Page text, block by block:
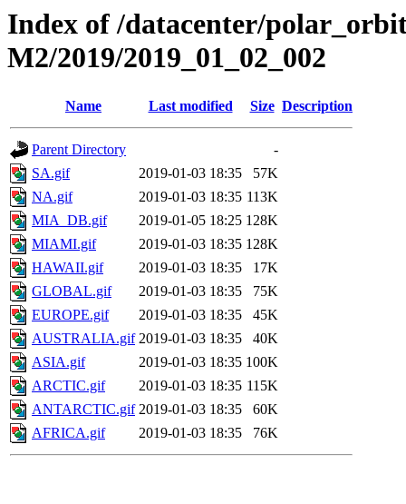
Index of /datacenter/
M2/2019/2019_01_02_002
Name Last modified Size Description
Parent Directory
-
SA.gif
2019-01-03 18:35
57K
NA.gif
2019-01-03 18:35 113K
MIA_DB.gif
2019-01-05 18:25 128K
MIAMI.gif
2019-01-03 18:35 128K
HAWAII.gif
2019-01-03 18:35
17K
GLOBAL.gif
2019-01-03 18:35
75K
EUROPE.gif
2019-01-03 18:35
45K
AUSTRALIA.gif 2019-01-03 18:35
40K
ASIA.gif
2019-01-03 18:35 100K
ARCTIC.gif
2019-01-03 18:35 115K
ANTARCTIC.gif 2019-01-03 18:35
60K
AFRICA.gif
2019-01-03 18:35 76K